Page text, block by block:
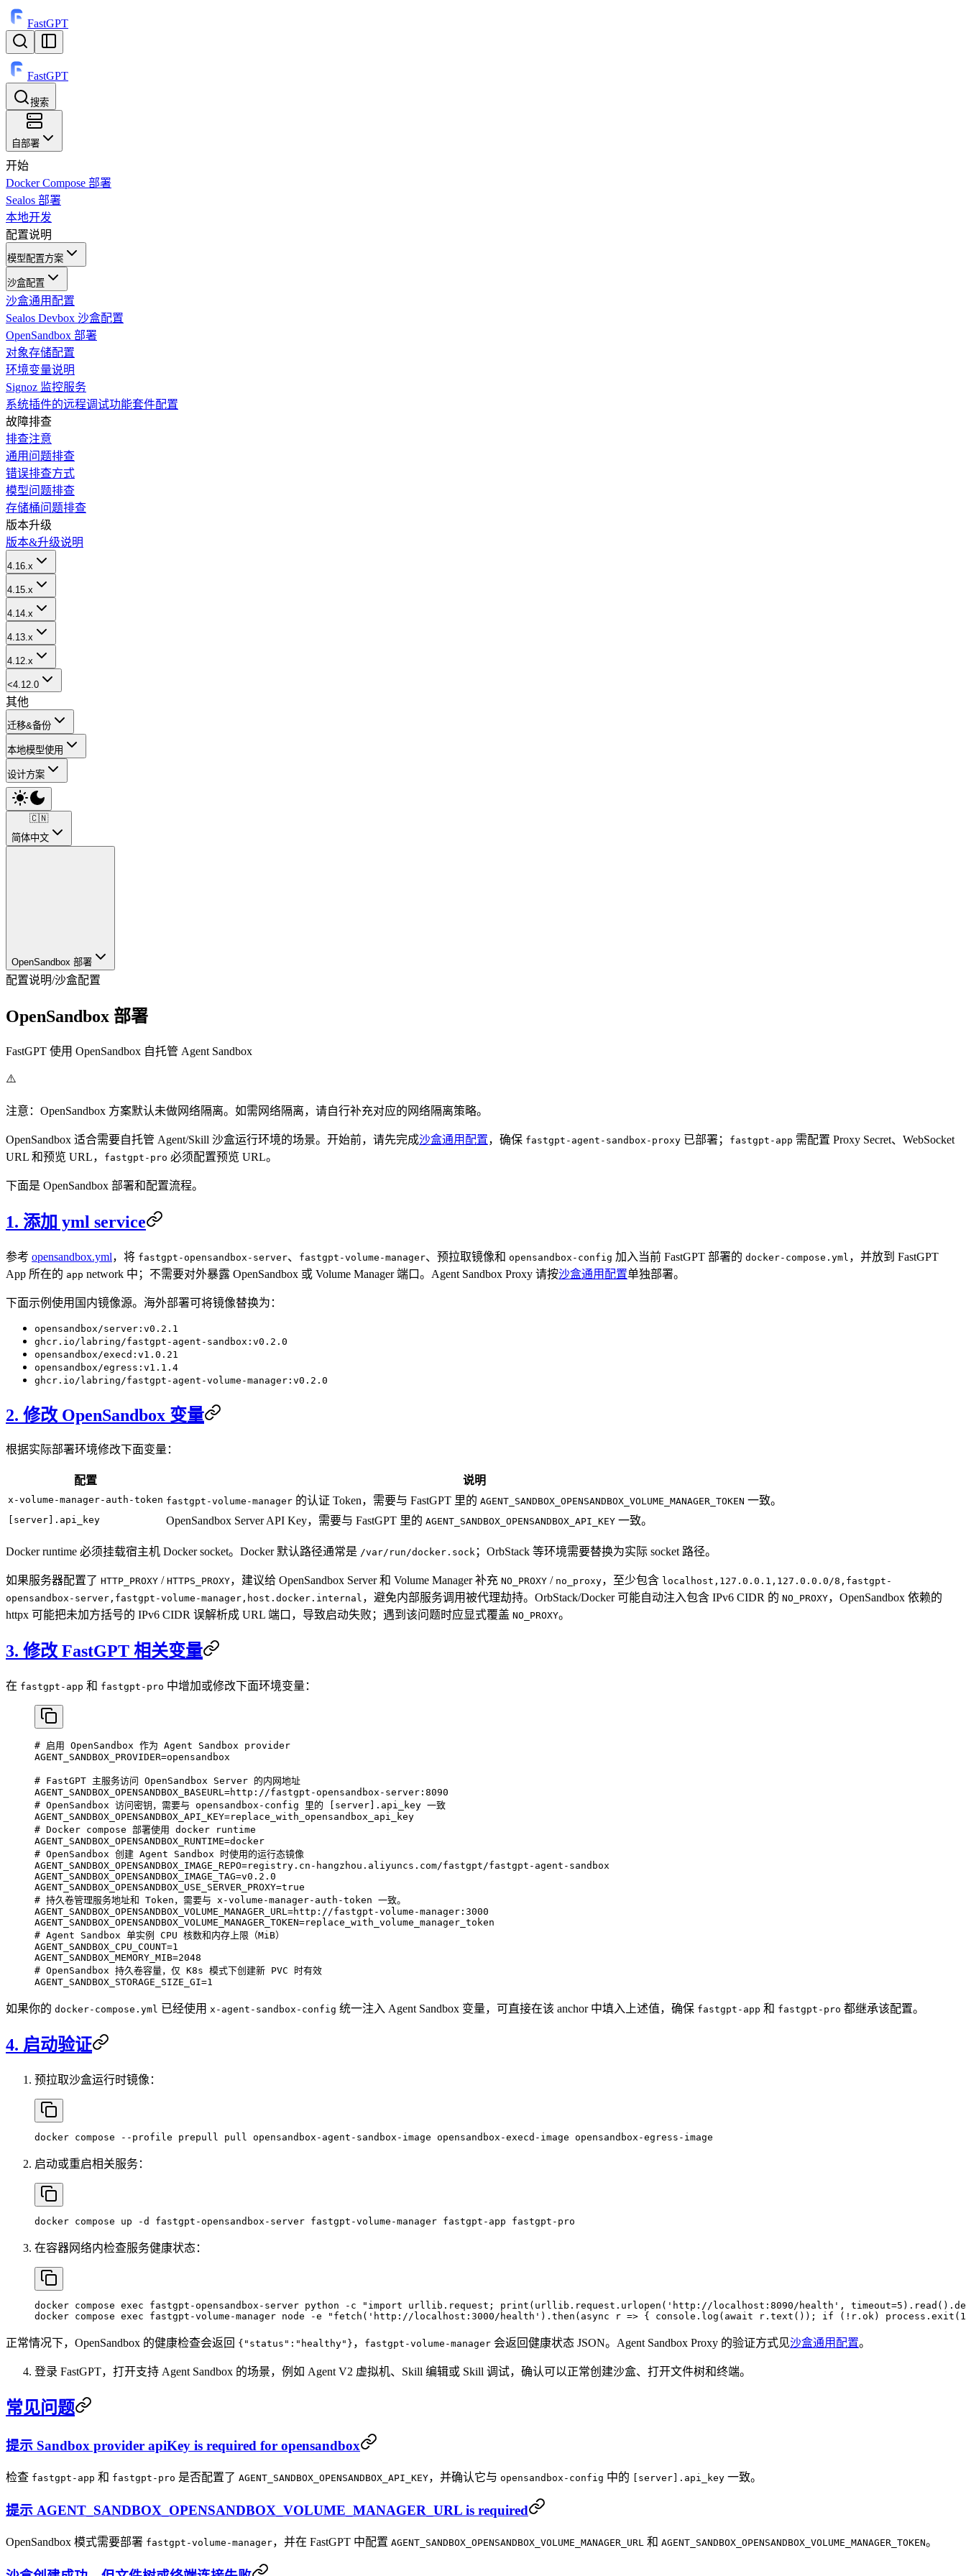
FastGPT
FastGPT
搜索
⌘K
自部署
开始
Docker Compose 部署
Sealos 部署
本地开发
配置说明
模型配置方案
沙盒配置
沙盒通用配置
Sealos Devbox 沙盒配置
OpenSandbox 部署
对象存储配置
环境变量说明
Signoz 监控服务
系统插件的远程调试功能套件配置
故障排查
排查注意
通用问题排查
错误排查方式
模型问题排查
存储桶问题排查
版本升级
版本&升级说明
4.16.x
4.15.x
4.14.x
4.13.x
4.12.x
<4.12.0
其他
迁移&备份
本地模型使用
设计方案
🇨🇳
简体中文
OpenSandbox 部署
配置说明/沙盒配置
OpenSandbox 部署
FastGPT 使用 OpenSandbox 自托管 Agent Sandbox
⚠️
注意：OpenSandbox 方案默认未做网络隔离。如需网络隔离，请自行补充对应的网络隔离策略。
OpenSandbox 适合需要自托管 Agent/Skill 沙盒运行环境的场景。开始前，请先完成沙盒通用配置，确保 fastgpt-agent-sandbox-proxy 已部署； fastgpt-app 需配置 Proxy Secret、WebSocket
URL 和预览 URL，
fastgpt-pro 必须配置预览 URL。
下面是 OpenSandbox 部署和配置流程。
1. 添加 yml service
参考 opensandbox.yml，将 fastgpt-opensandbox-server、 fastgpt-volume-manager、预拉取镜像和 opensandbox-config 加入当前 FastGPT 部署的 docker-compose.yml ，并放到 FastGPT
App 所在的 app network 中；不需要对外暴露 OpenSandbox 或 Volume Manager 端口。Agent Sandbox Proxy 请按沙盒通用配置单独部署。
下面示例使用国内镜像源。海外部署可将镜像替换为：
opensandbox/server:v0.2.1
ghcr.io/labring/fastgpt-agent-sandbox:v0.2.0
opensandbox/execd:v1.0.21
opensandbox/egress:v1.1.4
ghcr.io/labring/fastgpt-agent-volume-manager:v0.2.0
2. 修改 OpenSandbox 变量
根据实际部署环境修改下面变量：
配置 说明
x-volume-manager-auth-token fastgpt-volume-manager 的认证 Token，需要与 FastGPT 里的 AGENT_SANDBOX_OPENSANDBOX_VOLUME_MANAGER_TOKEN 一致。
[server].api_key OpenSandbox Server API Key，需要与 FastGPT 里的 AGENT_SANDBOX_OPENSANDBOX_API_KEY 一致。
Docker runtime 必须挂载宿主机 Docker socket。Docker 默认路径通常是 /var/run/docker.sock ；OrbStack 等环境需要替换为实际 socket 路径。
如果服务器配置了 HTTP_PROXY / HTTPS_PROXY，建议给 OpenSandbox Server 和 Volume Manager 补充 NO_PROXY / no_proxy，至少包含 localhost,127.0.0.1,127.0.0.0/8,fastgpt-
opensandbox-server,fastgpt-volume-manager,host.docker.internal ，避免内部服务调用被代理劫持。OrbStack/Docker 可能自动注入包含 IPv6 CIDR 的 NO_PROXY，OpenSandbox 依赖的
httpx 可能把未加方括号的 IPv6 CIDR 误解析成 URL 端口，导致启动失败；遇到该问题时应显式覆盖 NO_PROXY。
3. 修改 FastGPT 相关变量
在 fastgpt-app 和 fastgpt-pro 中增加或修改下面环境变量：
# 启用 OpenSandbox 作为 Agent Sandbox provider
AGENT_SANDBOX_PROVIDER=opensandbox
# FastGPT 主服务访问 OpenSandbox Server 的内网地址
AGENT_SANDBOX_OPENSANDBOX_BASEURL=http://fastgpt-opensandbox-server:8090
# OpenSandbox 访问密钥，需要与 opensandbox-config 里的 [server].api_key 一致
AGENT_SANDBOX_OPENSANDBOX_API_KEY=replace_with_opensandbox_api_key
# Docker compose 部署使用 docker runtime
AGENT_SANDBOX_OPENSANDBOX_RUNTIME=docker
# OpenSandbox 创建 Agent Sandbox 时使用的运行态镜像
AGENT_SANDBOX_OPENSANDBOX_IMAGE_REPO=registry.cn-hangzhou.aliyuncs.com/fastgpt/fastgpt-agent-sandbox
AGENT_SANDBOX_OPENSANDBOX_IMAGE_TAG=v0.2.0
AGENT_SANDBOX_OPENSANDBOX_USE_SERVER_PROXY=true
# 持久卷管理服务地址和 Token，需要与 x-volume-manager-auth-token 一致。
AGENT_SANDBOX_OPENSANDBOX_VOLUME_MANAGER_URL=http://fastgpt-volume-manager:3000
AGENT_SANDBOX_OPENSANDBOX_VOLUME_MANAGER_TOKEN=replace_with_volume_manager_token
# Agent Sandbox 单实例 CPU 核数和内存上限（MiB）
AGENT_SANDBOX_CPU_COUNT=1
AGENT_SANDBOX_MEMORY_MIB=2048
# OpenSandbox 持久卷容量，仅 K8s 模式下创建新 PVC 时有效
AGENT_SANDBOX_STORAGE_SIZE_GI=1
如果你的 docker-compose.yml 已经使用 x-agent-sandbox-config 统一注入 Agent Sandbox 变量，可直接在该 anchor 中填入上述值，确保 fastgpt-app 和 fastgpt-pro 都继承该配置。
4. 启动验证
预拉取沙盒运行时镜像：
docker compose --profile prepull pull opensandbox-agent-sandbox-image opensandbox-execd-image opensandbox-egress-image
启动或重启相关服务：
docker compose up -d fastgpt-opensandbox-server fastgpt-volume-manager fastgpt-app fastgpt-pro
在容器网络内检查服务健康状态：
docker compose exec fastgpt-opensandbox-server python -c "import urllib.request; print(urllib.request.urlopen('http://localhost:8090/health',
docker compose exec fastgpt-volume-manager node -e "fetch('http://localhost:3000/health').then(async r => { console.log(await r.text()); if (!r.ok)
正常情况下，OpenSandbox 的健康检查会返回 {"status":"healthy"} ， fastgpt-volume-manager 会返回健康状态 JSON。Agent Sandbox Proxy 的验证方式见沙盒通用配置。
登录 FastGPT，打开支持 Agent Sandbox 的场景，例如 Agent V2 虚拟机、Skill 编辑或 Skill 调试，确认可以正常创建沙盒、打开文件树和终端。
常见问题
提示 Sandbox provider apiKey is required for opensandbox
检查 fastgpt-app 和 fastgpt-pro 是否配置了 AGENT_SANDBOX_OPENSANDBOX_API_KEY，并确认它与 opensandbox-config 中的 [server].api_key 一致。
提示 AGENT_SANDBOX_OPENSANDBOX_VOLUME_MANAGER_URL is required
OpenSandbox 模式需要部署 fastgpt-volume-manager，并在 FastGPT 中配置 AGENT_SANDBOX_OPENSANDBOX_VOLUME_MANAGER_URL 和 AGENT_SANDBOX_OPENSANDBOX_VOLUME_MANAGER_TOKEN。